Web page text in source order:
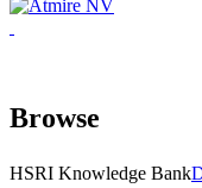
Browse
HSRI Knowledge Bank